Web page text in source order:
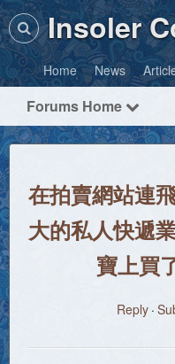
Home News
Forums Home
在拍賣網站連
大的私人快遞
寶上買
Reply